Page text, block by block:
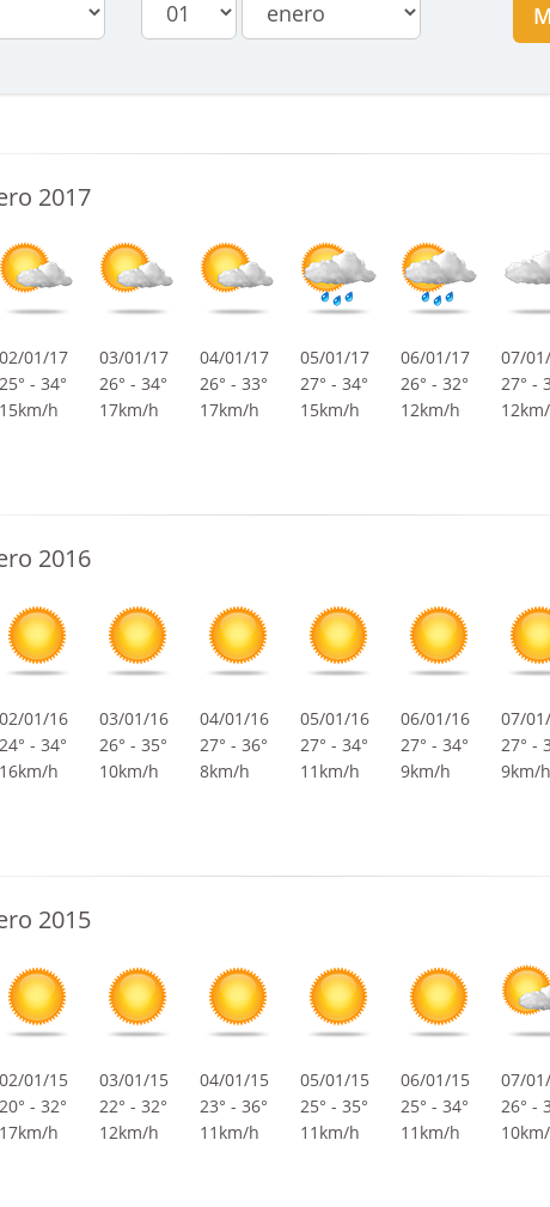
2017
02/01/17
25° - 34°
15km/h
03/01/17
26° - 34°
17km/h
04/01/17
26° - 33°
17km/h
05/01/17
27° - 34°
15km/h
06/01/17
26° - 32°
12km/h
07/
27° -
2016
02/01/16
24° - 34°
16km/h
03/01/16
26° - 35°
10km/h
04/01/16
27° - 36°
8km/h
05/01/16
27° - 34°
11km/h
06/01/16
27° - 34°
9km/h
07/
27° -
9km/h
2015
02/01/15
20° - 32°
17km/h
03/01/15
22° - 32°
12km/h
04/01/15
23° - 36°
11km/h
05/01/15
25° - 35°
11km/h
06/01/15
25° - 34°
11km/h
07/
26° -